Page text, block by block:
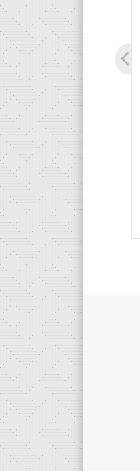
9 mm, 10 ks,
úzke
€
+
do košíka